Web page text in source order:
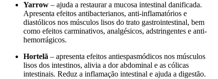
Yarrow – ajuda a restaurar a mucosa intestinal danificada.
Apresenta efeitos antibacterianos, anti-inflamatórios e
diastólicos nos músculos lisos do trato gastrointestinal, bem
como efeitos carminativos, analgésicos, adstringentes e anti-
hemorrágicos.
Hortelã – apresenta efeitos antiespasmódicos nos músculos
lisos dos intestinos, alivia a dor abdominal e as cólicas
intestinais. Reduz a inflamação intestinal e ajuda a digestão.